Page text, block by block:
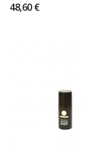
48,60 €